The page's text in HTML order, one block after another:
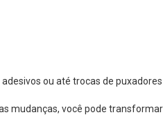
ou até trocas de
mudanças, você pode